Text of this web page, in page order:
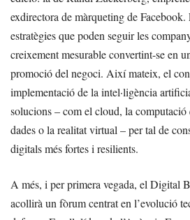
exdirectora de màrqueting de Facebook.
estratègies que poden seguir les
creixement mesurable convertint-se en
promoció del negoci. Així mateix, el
implementació de la intel·ligència
solucions – com el cloud, la computació
dades o la realitat virtual – per tal de
digitals més fortes i resilients.
A més, i per primera vegada, el Digital
acollirà un fòrum centrat en l’evolució